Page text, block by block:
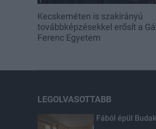
Kecskeméten is szakirányú
továbbképzésekkel erősít a Gál
Ferenc Egyetem
LEGOLVASOTTABB
Fából épül